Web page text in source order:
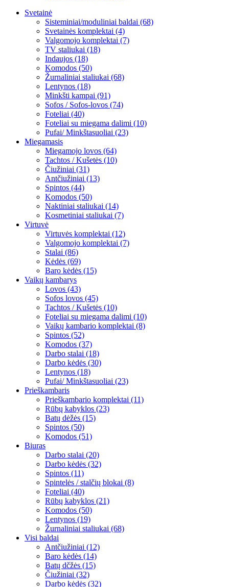
Svetainė
Sisteminiai/moduliniai baldai (68)
Svetainės komplektai (4)
Valgomojo komplektai (7)
TV staliukai (18)
Indaujos (18)
Komodos (50)
Žurnaliniai staliukai (68)
Lentynos (18)
Minkšti kampai (91)
Sofos / Sofos-lovos (74)
Foteliai (40)
Foteliai su miegama dalimi (10)
Pufai/ Minkštasuoliai (23)
Miegamasis
Miegamojo lovos (64)
Tachtos / Kušetės (10)
Čiužiniai (31)
Antčiužiniai (13)
Spintos (44)
Komodos (50)
Naktiniai staliukai (14)
Kosmetiniai staliukai (7)
Virtuvė
Virtuvės komplektai (12)
Valgomojo komplektai (7)
Stalai (86)
Kėdės (69)
Baro kėdės (15)
Vaikų kambarys
Lovos (43)
Sofos lovos (45)
Tachtos / Kušetės (10)
Foteliai su miegama dalimi (10)
Vaikų kambario komplektai (8)
Spintos (52)
Komodos (37)
Darbo stalai (18)
Darbo kėdės (30)
Lentynos (18)
Pufai/ Minkštasuoliai (23)
Prieškambaris
Prieškambario komplektai (11)
Rūbų kabyklos (23)
Batų dėžės (15)
Spintos (50)
Komodos (51)
Biuras
Darbo stalai (20)
Darbo kėdės (32)
Spintos (11)
Spintelės / stalčių blokai (8)
Foteliai (40)
Rūbų kabyklos (21)
Komodos (50)
Lentynos (19)
Žurnaliniai staliukai (68)
Visi baldai
Antčiužiniai (12)
Baro kėdės (14)
Batų dčžės (15)
Čiužiniai (32)
Darbo kėdės (32)